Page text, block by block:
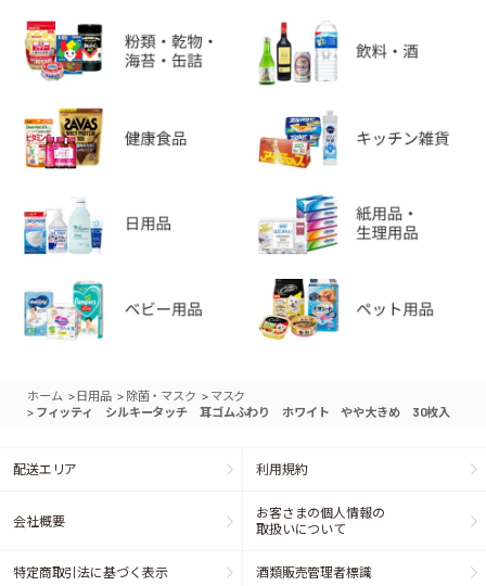
ホーム > 日用品 > 除菌・マスク > マスク
> フィッティ シルキータッチ 耳ゴムふわり ホワイト やや大きめ 30枚入
配送エリア 利用規約
会社概要
お客さまの個人情報の
取扱いについて
特定商取引法に基づく表示 酒類販売管理者標識